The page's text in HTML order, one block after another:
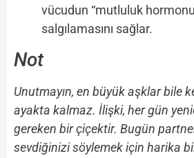
vücudun “mutluluk
salgılamasını sağlar.
Not
Unutmayın, en büyük aşklar bile
ayakta kalmaz. İlişki, her gün
gereken bir çiçektir. Bugün
sevdiğinizi söylemek için harika